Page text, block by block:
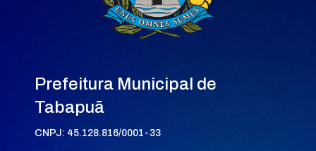
Prefeitura Municipal de
Tabapuã
CNPJ: 45.128.816/0001-33